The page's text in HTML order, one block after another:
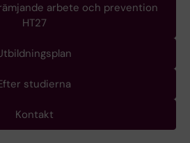
arbete och prevention
HT27
studierna
Kontakt